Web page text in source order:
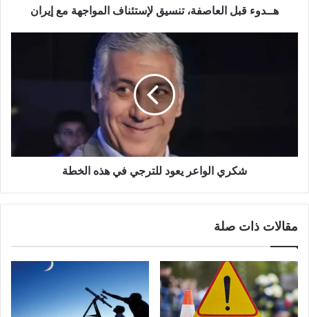
هــدوء قبل العاصفة، تنسيق لإستئناف المواجهة مع إيران
شكري الواعر يعود للترجي في هذه الخطة
مقالات ذات صلة